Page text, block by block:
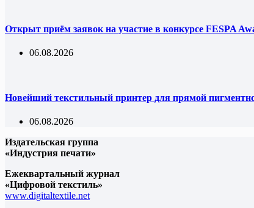
Открыт приём заявок на участие в конкурсе FESPA
06.08.2026
Новейший текстильный принтер для прямой
06.08.2026
Издательская группа
«Индустрия печати»
Ежеквартальный журнал
«Цифровой текстиль»
www.digitaltextile.net